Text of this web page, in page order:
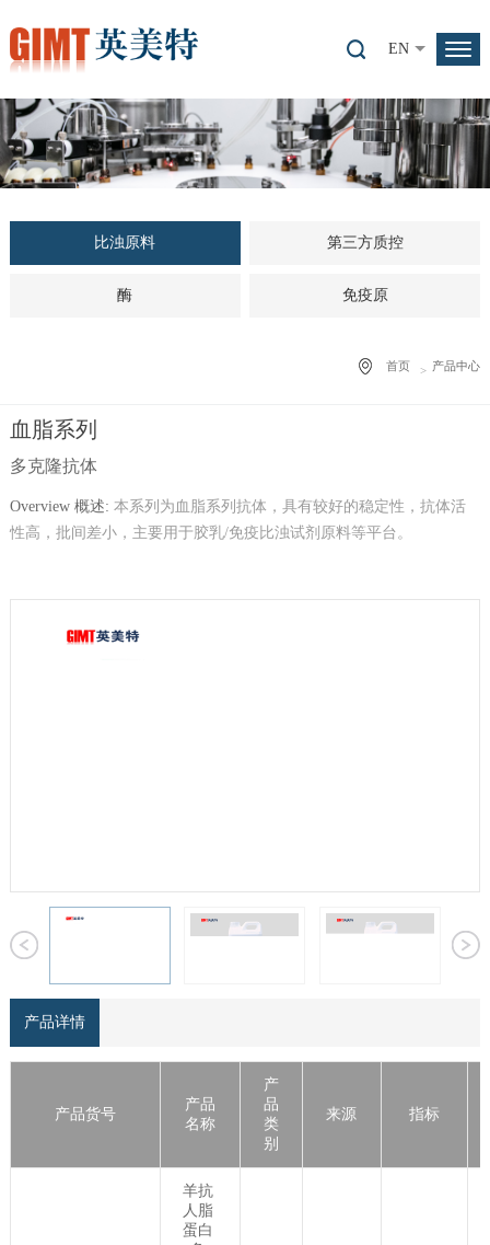
EN
比浊原料 第三方质控
酶 免疫原
首页 产品中心
血脂系列
多克隆抗体
Overview 概述: 本系列为血脂系列抗体，具有较好的稳定性，抗体活
性高，批间差小，主要用于胶乳/免疫比浊试剂原料等平台。
产品详情
产品货号
产品
名称
产
品
类
别
来源 指标
羊抗
人脂
蛋白